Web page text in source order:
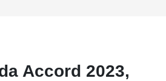
Accord 2023,